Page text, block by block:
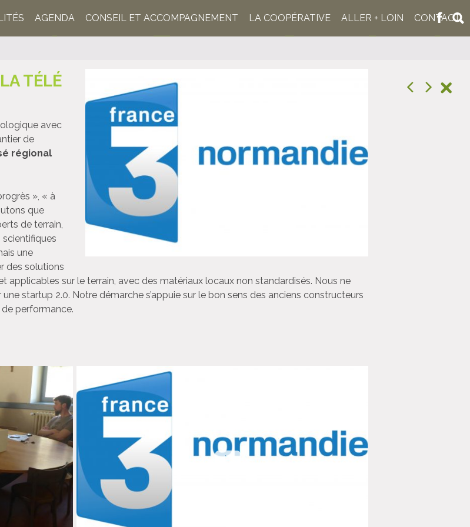
AGENDA CONSEIL ET ACCOMPAGNEMENT LA COOPÉRATIVE ALLER + LOIN CONTACT
TÉLÉ
avec
de
régional
», « à
que
de terrain,
une
des solutions
sur le terrain, avec des matériaux locaux non standardisés. Nous ne
une startup 2.0. Notre démarche s’appuie sur le bon sens des anciens constructeurs
performance.